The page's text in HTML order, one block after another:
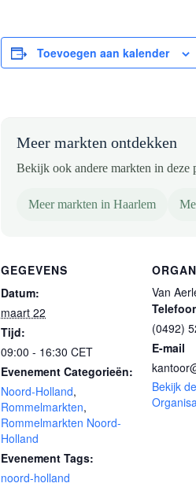
Toevoegen aan kalender
Meer markten ontdekken
Bekijk ook andere markten in deze
Meer markten in Haarlem
GEGEVENS
Datum:
maart 22
Tijd:
09:00 - 16:30 CET
Evenement Categorieën:
Noord-Holland,
Rommelmarkten,
Rommelmarkten Noord-
Holland
Evenement Tags:
noord-holland
Van
(0492)
E-mail
Bekijk